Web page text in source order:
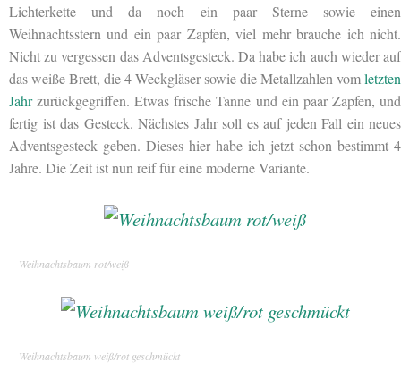
Lichterkette und da noch ein paar Sterne sowie einen
Weihnachtsstern und ein paar Zapfen, viel mehr brauche ich nicht.
Nicht zu vergessen das Adventsgesteck. Da habe ich auch wieder auf
das weiße Brett, die 4 Weckgläser sowie die Metallzahlen vomletzten
Jahrzurückgegriffen. Etwas frische Tanne und ein paar Zapfen, und
fertig ist das Gesteck. Nächstes Jahr soll es auf jeden Fall ein neues
Adventsgesteck geben. Dieses hier habe ich jetzt schon bestimmt 4
Jahre. Die Zeit ist nun reif für eine moderne Variante.
Weihnachtsbaum rot/weiß
Weihnachtsbaum weiß/rot geschmückt